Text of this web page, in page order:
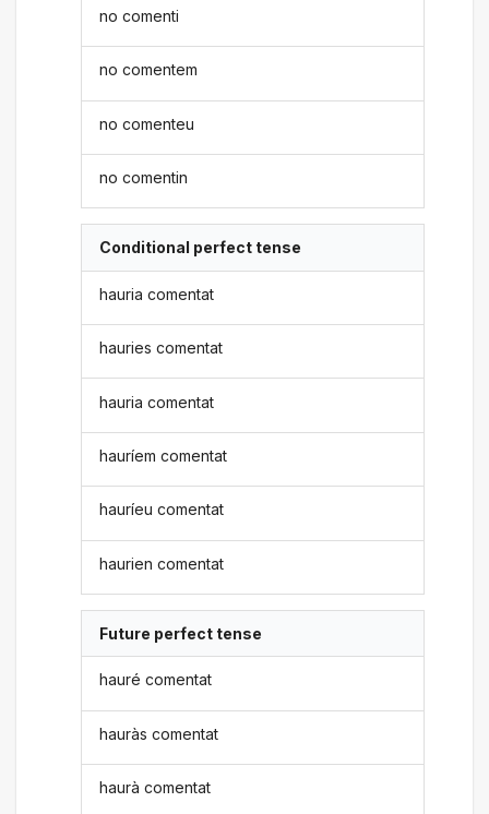
no comenti
no comentem
no comenteu
no comentin
Conditional perfect tense
hauria comentat
hauries comentat
hauria comentat
hauríem comentat
hauríeu comentat
haurien comentat
Future perfect tense
hauré comentat
hauràs comentat
haurà comentat